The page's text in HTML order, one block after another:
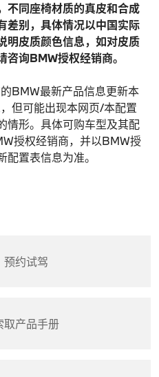
不同座椅材质的真皮和合成
差别，具体情况以中国实际
明皮质颜色信息，如对皮质
询BMW授权经销商。
BMW最新产品信息更新本
但可能出现本网页/本配置
情形。具体可购车型及其配
授权经销商，并以BMW授
置表信息为准。
预约试驾
取产品手册